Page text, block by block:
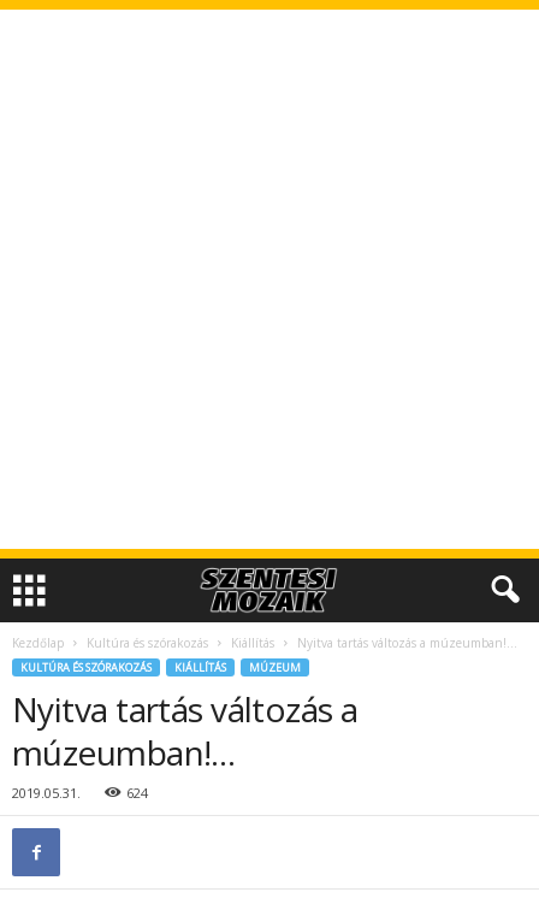
Kezdőlap Kultúra és szórakozás Kiállítás Nyitva tartás változás a múzeumban!…
KULTÚRA ÉS SZÓRAKOZÁS KIÁLLÍTÁS MÚZEUM
Nyitva tartás változás a
múzeumban!…
2019.05.31. 624